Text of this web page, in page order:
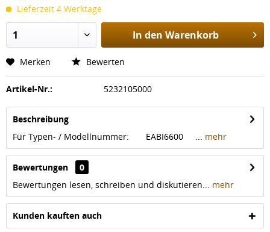
Lieferzeit 4 Werktage
In den Warenkorb
Merken Bewerten
Artikel-Nr.: 5232105000
Beschreibung
Für Typen- / Modellnummer: EABI6600 ... mehr
Bewertungen
0
Bewertungen lesen, schreiben und diskutieren... mehr
Kunden kauften auch